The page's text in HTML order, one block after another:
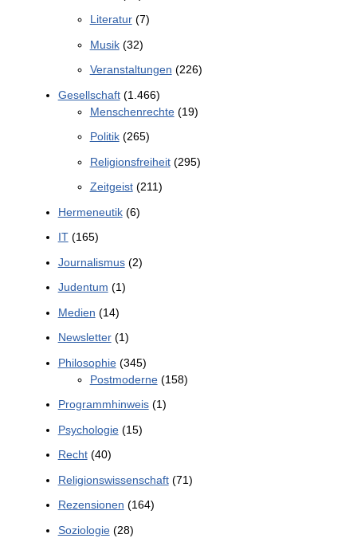
Literatur(7)
Musik(32)
Veranstaltungen (226)
Gesellschaft(1.466)
Menschenrechte(19)
Politik(265)
Religionsfreiheit(295)
Zeitgeist(211)
Hermeneutik(6)
IT(165)
Journalismus(2)
Judentum (1)
Medien (14)
Newsletter(1)
Philosophie(345)
Postmoderne(158)
Programmhinweis(1)
Psychologie(15)
Recht(40)
Religionswissenschaft(71)
Rezensionen (164)
Soziologie(28)